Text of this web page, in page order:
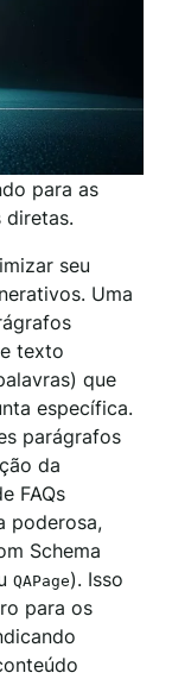
para as
diretas.
seu
Uma
texto
que
específica.
parágrafos
da
FAQs
poderosa,
Schema
QAPage). Isso
para os